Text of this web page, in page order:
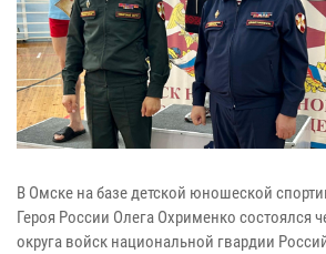
В Омске на базе детской юношеской
Героя России Олега Охрименко состоялся
округа войск национальной гвардии